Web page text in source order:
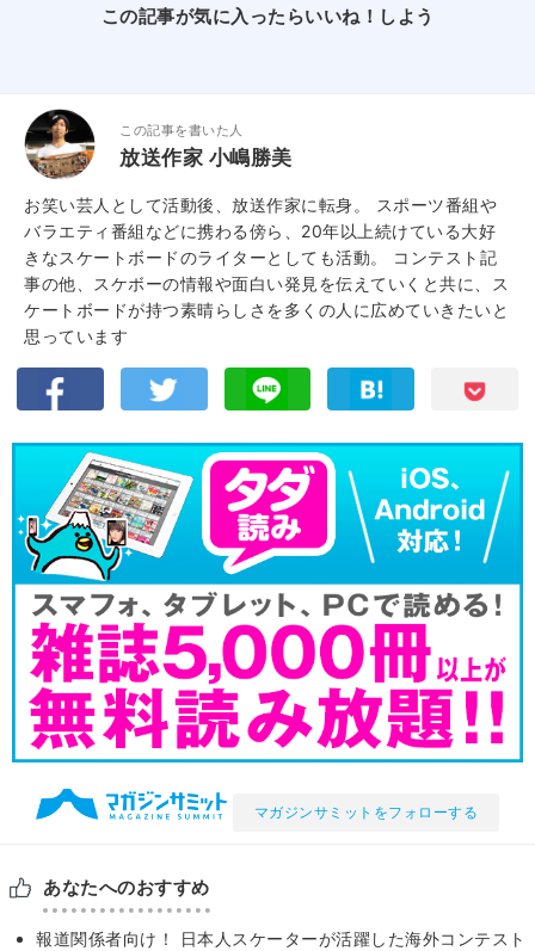
この記事が気に入ったらいいね！しよう
この記事を書いた人
放送作家 小嶋勝美
お笑い芸人として活動後、放送作家に転身。 スポーツ番組や
バラエティ番組などに携わる傍ら、20年以上続けている大好
きなスケートボードのライターとしても活動。 コンテスト記
事の他、スケボーの情報や面白い発見を伝えていくと共に、ス
ケートボードが持つ素晴らしさを多くの人に広めていきたいと
思っています
マガジンサミットをフォローする
あなたへのおすすめ
報道関係者向け！ 日本人スケーターが活躍した海外コンテスト